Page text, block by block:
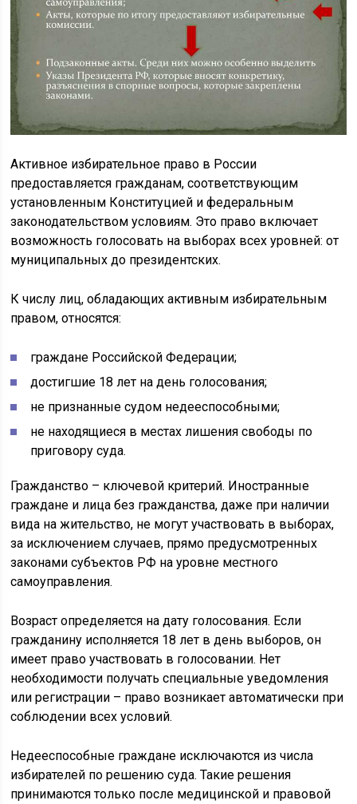
Активное избирательное право в России
предоставляется гражданам, соответствующим
установленным Конституцией и федеральным
законодательством условиям. Это право включает
возможность голосовать на выборах всех уровней: от
муниципальных до президентских.
К числу лиц, обладающих активным избирательным
правом, относятся:
граждане Российской Федерации;
достигшие 18 лет на день голосования;
не признанные судом недееспособными;
не находящиеся в местах лишения свободы по
приговору суда.
Гражданство – ключевой критерий. Иностранные
граждане и лица без гражданства, даже при наличии
вида на жительство, не могут участвовать в выборах,
за исключением случаев, прямо предусмотренных
законами субъектов РФ на уровне местного
самоуправления.
Возраст определяется на дату голосования. Если
гражданину исполняется 18 лет в день выборов, он
имеет право участвовать в голосовании. Нет
необходимости получать специальные уведомления
или регистрации – право возникает автоматически при
соблюдении всех условий.
Недееспособные граждане исключаются из числа
избирателей по решению суда. Такие решения
принимаются только после медицинской и правовой